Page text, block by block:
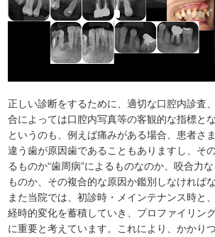
正しい診断をするために、適切な口腔内診査
合によっては口腔内写真等の客観的な指標と
というのも、例えば痛みがある場合、患者さ
違う歯が原因歯であることもありますし、そ
るものか“歯周病”によるものなのか、咬合力な
ものか、その複合的な原因か鑑別しなければ
また当院では、初診時・メインテナンス時と
経時的変化を蓄積していき、プロファイリン
に重要と考えています。これにより、かかり